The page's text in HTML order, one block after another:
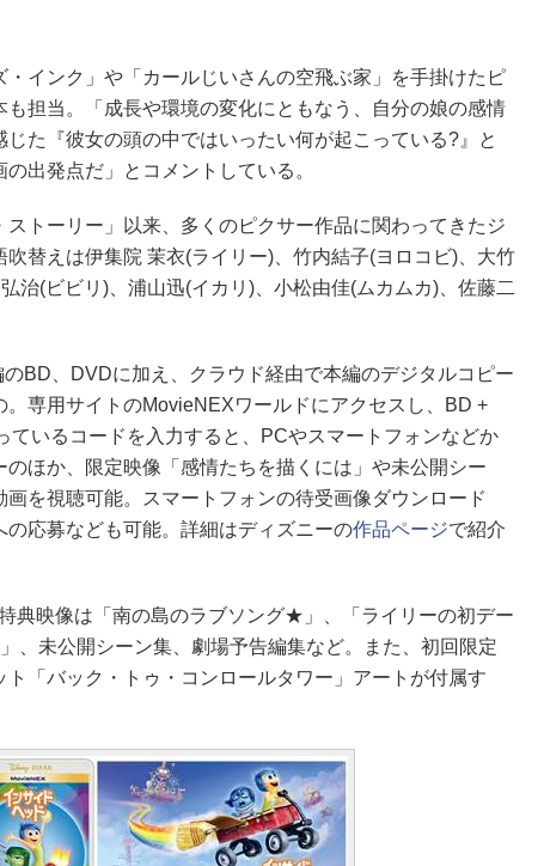
インク」や「カールじいさんの空飛ぶ家」を手掛けたピ
も担当。「成長や環境の変化にともなう、自分の娘の感情
た『彼女の頭の中ではいったい何が起こっている?』と
出発点だ」とコメントしている。
トーリー」以来、多くのピクサー作品に関わってきたジ
吹替えは伊集院 茉衣(ライリー)、竹内結子(ヨロコビ)、大竹
治(ビビリ)、浦山迅(イカリ)、小松由佳(ムカムカ)、佐藤二
BD、DVDに加え、クラウド経由で本編のデジタルコピー
。専用サイトのMovieNEXワールドにアクセスし、BD +
ているコードを入力すると、PCやスマートフォンなどか
のほか、限定映像「感情たちを描くには」や未公開シー
画を視聴可能。スマートフォンの待受画像ダウンロード
の応募なども可能。詳細はディズニーの作品ページで紹介
典映像は「南の島のラブソング★」、「ライリーの初デー
、未公開シーン集、劇場予告編集など。また、初回限定
「バック・トゥ・コンロールタワー」アートが付属す